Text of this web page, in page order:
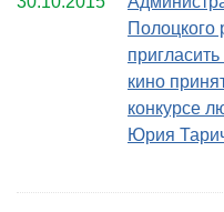
Полоцкого
кино
конкурсе
Юрия